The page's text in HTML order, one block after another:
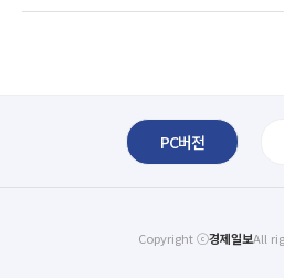
PC버전
Copyright ⓒ경제일보All